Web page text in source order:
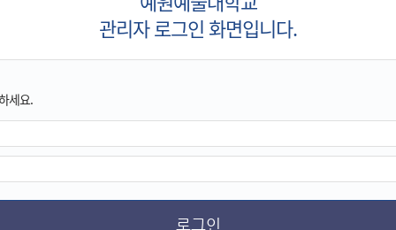
관리자 로그인 화면입니다.
세요.